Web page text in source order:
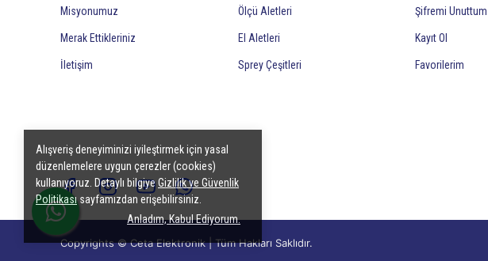
Alışveriş deneyiminizi iyileştirmek için yasal
düzenlemelere uygun çerezler (cookies)
kullanıyoruz. Detaylı bilgiyeGizlilik ve Güvenlik
Politikasısayfamızdan erişebilirsiniz.
Anladım, Kabul Ediyorum.
Misyonumuz
Merak Ettikleriniz
İletişim
Ölçü Aletleri
El Aletleri
Sprey Çeşitleri
Şifremi Unuttum
Kayıt Ol
Favorilerim
Copyrights © Ceta Elektronik | Tüm Hakları Saklıdır.